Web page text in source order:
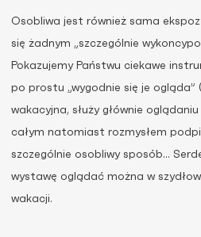
Osobliwa jest również sama
się żadnym „szczególnie
Pokazujemy Państwu ciekawe
po prostu „wygodnie się je ogląda”
wakacyjna, służy głównie
całym natomiast rozmysłem
szczególnie osobliwy sposób…
wystawę oglądać można w
wakacji.